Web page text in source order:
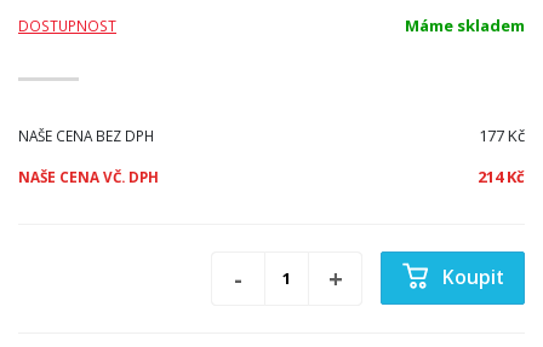
DOSTUPNOST Máme skladem
NAŠE CENA BEZ DPH 177 Kč
NAŠE CENA VČ. DPH 214 Kč
Koupit